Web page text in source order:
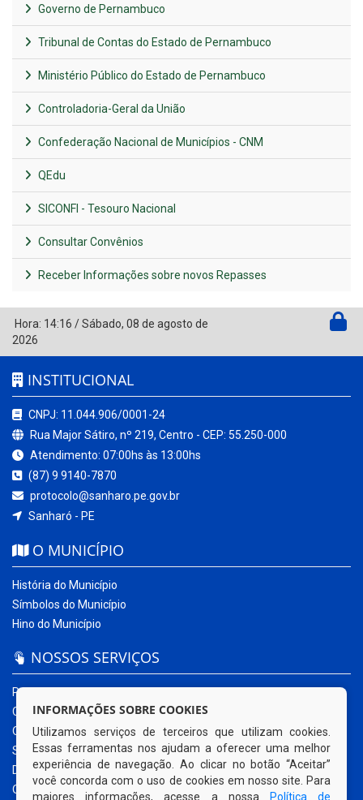
Governo de Pernambuco
Tribunal de Contas do Estado de Pernambuco
Ministério Público do Estado de Pernambuco
Controladoria-Geral da União
Confederação Nacional de Municípios - CNM
QEdu
SICONFI - Tesouro Nacional
Consultar Convênios
Receber Informações sobre novos Repasses
Hora: 14:16 /Sábado, 08 de agosto de
2026
INSTITUCIONAL
CNPJ: 11.044.906/0001-24
Rua Major Sátiro, nº 219, Centro - CEP: 55.250-000
Atendimento: 07:00hs às 13:00hs
(87) 9 9140-7870
protocolo@sanharo.pe.gov.br
Sanharó - PE
O MUNICÍPIO
História do Município
Símbolos do Município
Hino do Município
NOSSOS SERVIÇOS
Portal da Transparência
Carta de Serviços ao Usuário
Ouvidoria Municipal
Sistema Eletrônico – e-SIC
Diário Oficial
Quadro de Avisos
INFORMAÇÕES SOBRE COOKIES
Utilizamos serviços de terceiros que utilizam cookies.
Essas ferramentas nos ajudam a oferecer uma melhor
experiência de navegação. Ao clicar no botão “Aceitar”
você concorda com o uso de cookies em nosso site. Para
maiores informações, acesse a nossa
Política de